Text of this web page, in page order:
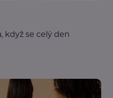
když se celý den